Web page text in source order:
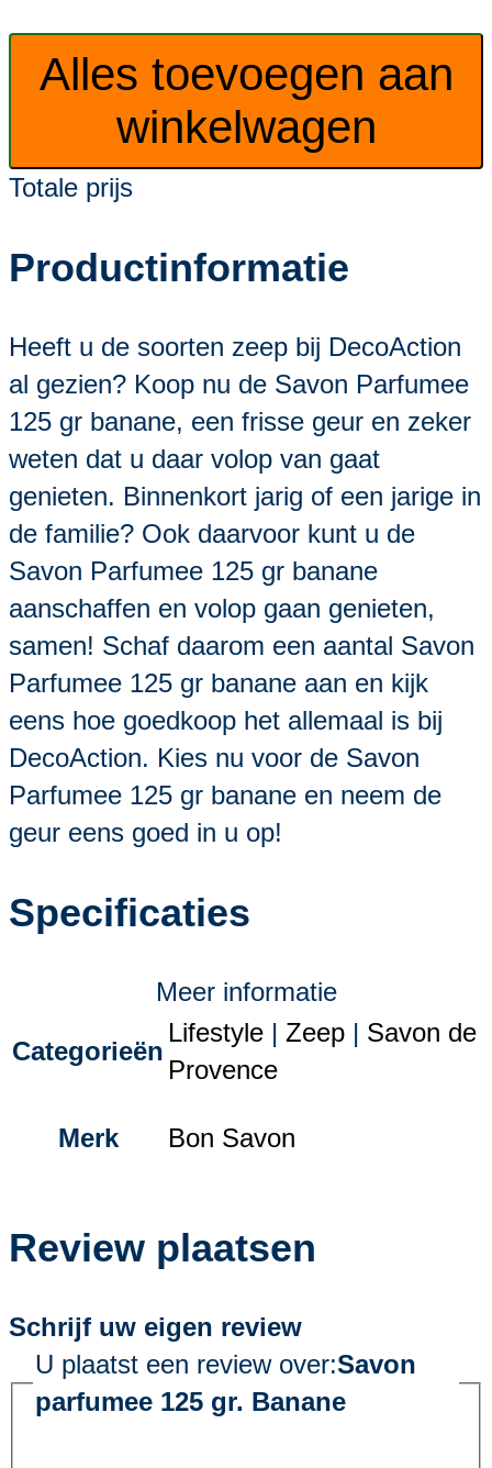
Alles toevoegen aan
winkelwagen
Totale prijs
Productinformatie
Heeft u de soorten zeep bij DecoAction
al gezien? Koop nu de Savon Parfumee
125 gr banane, een frisse geur en zeker
weten dat u daar volop van gaat
genieten. Binnenkort jarig of een jarige in
de familie? Ook daarvoor kunt u de
Savon Parfumee 125 gr banane
aanschaffen en volop gaan genieten,
samen! Schaf daarom een aantal Savon
Parfumee 125 gr banane aan en kijk
eens hoe goedkoop het allemaal is bij
DecoAction. Kies nu voor de Savon
Parfumee 125 gr banane en neem de
geur eens goed in u op!
Specificaties
Meer informatie
Categorieën
Lifestyle | Zeep | Savon de
Provence
Merk Bon Savon
Review plaatsen
Schrijf uw eigen review
U plaatst een review over:Savon
parfumee 125 gr. Banane